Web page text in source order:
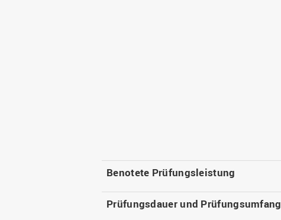
Benotete Prüfungsleistung
Prüfungsdauer und Prüfungsumfang